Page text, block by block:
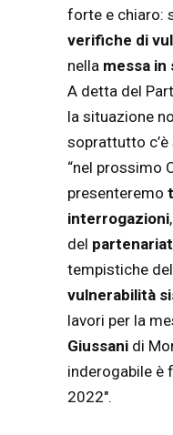
forte e chiaro:
verifiche di
nella messa
A detta del
la situazione
soprattutto
“nel prossimo
presenteremo
interrogazioni
del
tempistiche
vulnerabilità
lavori per la
Giussani di
inderogabile è
2022″.